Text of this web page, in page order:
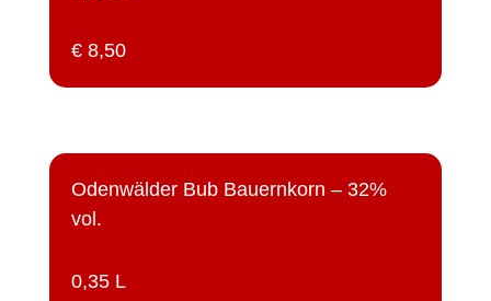
€ 8,50
Odenwälder Bub Bauernkorn – 32%
vol.
0,35 L